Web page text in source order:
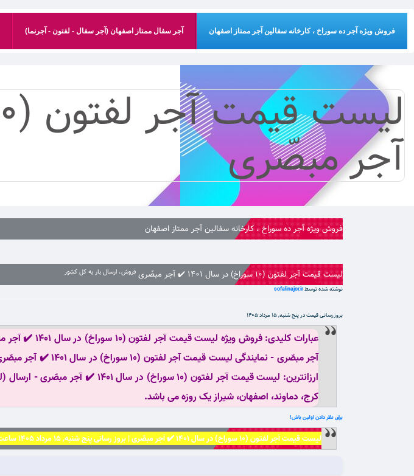
فروش ویژه آجر ده سوراخ ، کارخانه سفالین آجر ممتاز اصفهان آجر سفال ممتاز اصفهان (آجر سفال - لفتون - آجرنما)
آجر مبصّری
فروش ویژه آجر ده سوراخ ، کارخانه سفالین آجر ممتاز اصفهان
لیست قیمت آجر لفتون (10 سوراخ) در سال 1401 ✔️ آجر مبصّری فروش، ارسال بار به کل کشور
نوشته شده توسطsofalinajor.ir
بروزرسانی قیمت درپنج شنبه, 15 مرداد 1405
کرج، دماوند، اصفهان، شیراز یک روزه می باشد.
برای نظر دادن اولین باش!
لیست قیمت آجر لفتون (10 سوراخ) در سال 1401 ✔️ آجر مبصّری | بروز رسانی پنج شنبه, 15 مرداد 1405 ساعت 02:45:26.